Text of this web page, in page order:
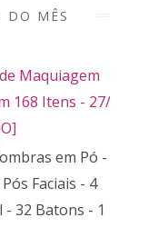
DO MÊS
Maquiagem
168 Itens - 27/10
em Pó - 32
Faciais - 4
32 Batons - 1